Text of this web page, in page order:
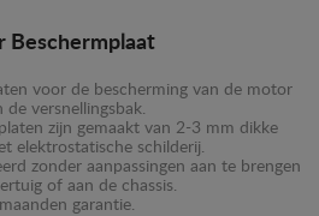
Beschermplaat
voor de bescherming van de motor
de versnellingsbak.
zijn gemaakt van 2-3 mm dikke
elektrostatische schilderij.
zonder aanpassingen aan te brengen
of aan de chassis.
garantie.